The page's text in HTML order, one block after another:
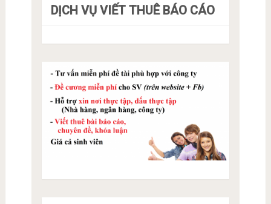
DỊCH VỤ VIẾT THUÊ BÁO CÁO